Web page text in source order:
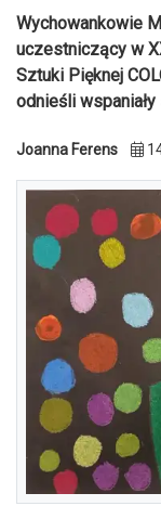
Wychowankowie
uczestniczący w
Sztuki Pięknej
odnieśli
Joanna Ferens